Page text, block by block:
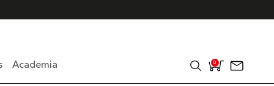
Academia 0